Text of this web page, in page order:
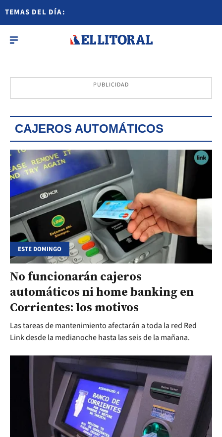
TEMAS DEL DÍA:
PUBLICIDAD
CAJEROS AUTOMÁTICOS
ESTE DOMINGO
No funcionarán cajeros
automáticos ni home banking en
Corrientes: los motivos
Las tareas de mantenimiento afectarán a toda la red Red
Link desde la medianoche hasta las seis de la mañana.